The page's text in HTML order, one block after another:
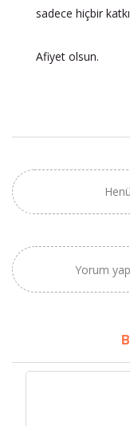
sadece hiçbir
Afiyet olsun.
Yorum
BU
2320,00